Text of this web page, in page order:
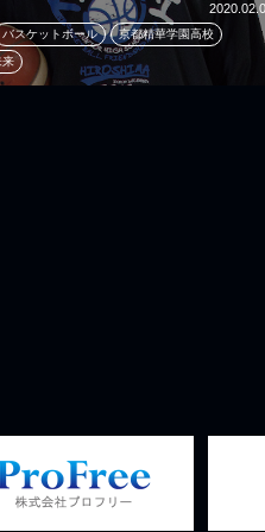
バスケットボール 京都精華学園高校
来